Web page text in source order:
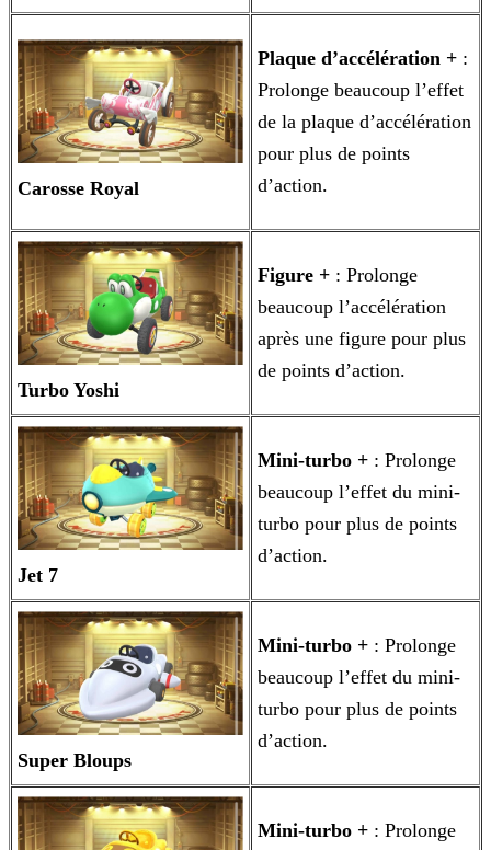
Carosse Royal
Plaque d’accélération + :
Prolonge beaucoup l’effet
de la plaque d’accélération
pour plus de points
d’action.
Turbo Yoshi
Figure + : Prolonge
beaucoup l’accélération
après une figure pour plus
de points d’action.
Jet 7
Mini-turbo + : Prolonge
beaucoup l’effet du mini-
turbo pour plus de points
d’action.
Super Bloups
Mini-turbo + : Prolonge
beaucoup l’effet du mini-
turbo pour plus de points
d’action.
Mini-turbo + : Prolonge